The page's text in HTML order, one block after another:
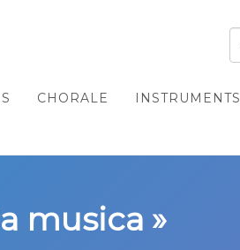
CHORALE INSTRUMENTS
musica »